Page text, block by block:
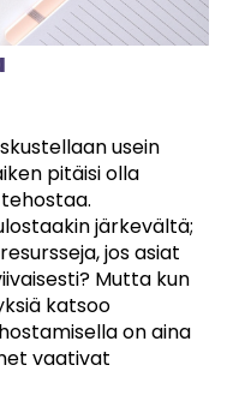
usein
pitäisi olla
järkevältä;
jos asiat
Mutta kun
katsoo
on aina
vaativat